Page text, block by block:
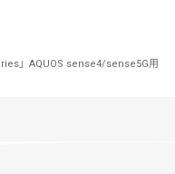
」AQUOS sense4/sense5G用